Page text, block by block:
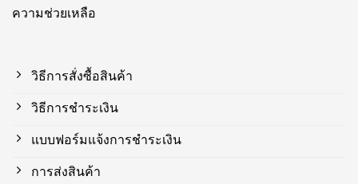
ความช่วยเหลือ
วิธีการสั่งซื้อสินค้า
วิธีการชำระเงิน
แบบฟอร์มแจ้งการชำระเงิน
การส่งสินค้า